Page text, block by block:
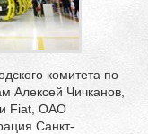
комитета по
Алексей Чичканов,
Fiat, ОАО
Санкт-